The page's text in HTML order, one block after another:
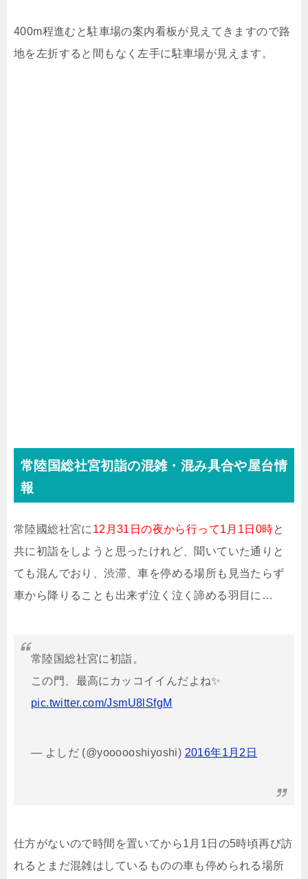
400m程進むと駐車場の案内看板が見えてきますので路
地を左折すると間もなく左手に駐車場が見えます。
常陸国総社宮初詣の混雑・混み具合や屋台情
報
常陸國総社宮に 12月31日の夜から行って1月1日0時と
共に初詣をしようと思ったけれど、聞いていた通りと
ても混んでおり、渋滞、車を停める場所も見当たらず
車から降りることも出来ず泣く泣く諦める羽目に…
常陸国総社宮に初詣。
この門、最高にカッコイイんだよね✨
pic.twitter.com/JsmU8lSfgM
— よしだ (@yoooooshiyoshi) 2016年1月2日
仕方がないので時間を置いてから1月1日の5時頃再び訪
れるとまだ混雑はしているものの車も停められる場所